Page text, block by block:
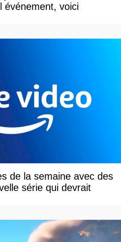
événement, voici
de la semaine avec des
série qui devrait